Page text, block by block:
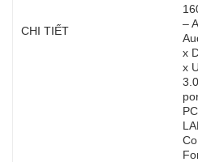
CHI TIẾT
–
x
x